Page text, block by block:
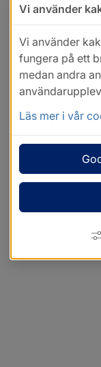
Vi använder
Vi använder
fungera på ett
medan andra
Läs mer i vår